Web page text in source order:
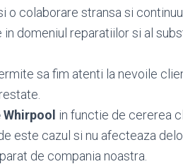
colaborare stransa si
domeniul reparatiilor si al
sa fim atenti la nevoile
in functie de cererea
este cazul si nu afecteaza
de compania noastra.